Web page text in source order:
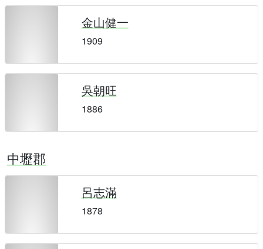
金山健一
1909
吳朝旺
1886
中壢郡
呂志滿
1878